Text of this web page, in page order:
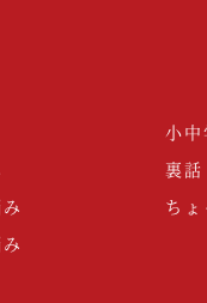
小中
裏話
ち